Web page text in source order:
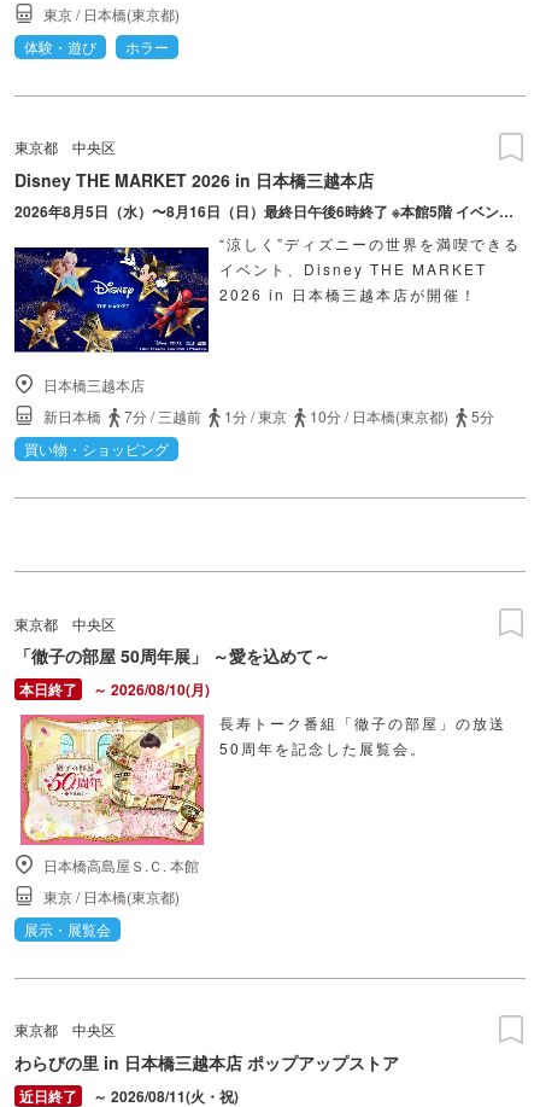
東京/ 日本橋(東京都)
体験・遊び
ホラー
東京都 中央区
Disney THE MARKET 2026 in 日本橋三越本店
2026年8月5日（水）〜8月16日（日）最終日午後6時終了 ※本館5階 イベントスペースは8月25日(火)まで開催
“涼しく”ディズニーの世界を満喫できる
イベント、Disney THE MARKET
2026 in 日本橋三越本店が開催！
日本橋三越本店
新日本橋
7分/三越前 1分/東京 10分/ 日本橋(東京都)
5分
買い物・ショッピング
東京都 中央区
「徹子の部屋 50周年展」 ～愛を込めて～
～ 2026/08/10(月)
長寿トーク番組「徹子の部屋」の放送
50周年を記念した展覧会。
日本橋高島屋Ｓ.Ｃ. 本館
東京/ 日本橋(東京都)
展示・展覧会
東京都 中央区
わらびの里 in 日本橋三越本店 ポップアップストア
～ 2026/08/11(火・祝)